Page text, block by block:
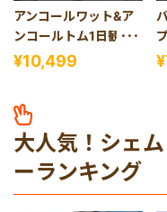
アンコールワット&ア
ンコールトム1日観光
(バケン山夕日、 昼食
付き)
¥10,499
大人気！シェ
ーランキング